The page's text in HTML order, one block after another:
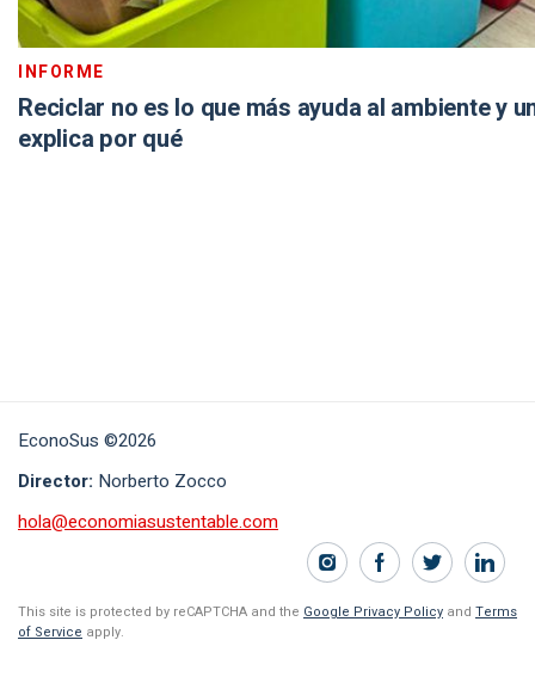
INFORME
Reciclar no es lo que más ayuda al ambiente y
explica por qué
EconoSus ©2026
Director: Norberto Zocco
hola@economiasustentable.com
This site is protected by reCAPTCHA and the Google Privacy Policy and Terms
of Service apply.